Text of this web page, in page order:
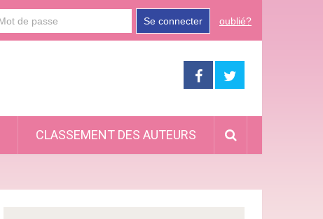
Se connecter oublié?
CLASSEMENT DES AUTEURS